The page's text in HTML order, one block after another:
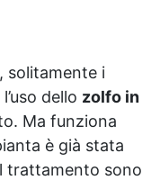
, solitamente i
dello zolfo in
Ma funziona
è già stata
trattamento sono